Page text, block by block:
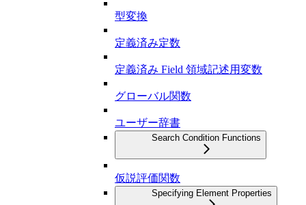
型変換
定義済み定数
定義済み Field 領域記述用変数
グローバル関数
ユーザー辞書
Search Condition Functions
仮説評価関数
Specifying Element Properties